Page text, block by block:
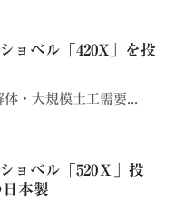
ョベル「420X」を投
体・大規模土工需要...
ョベル「520Ｘ」投
本製